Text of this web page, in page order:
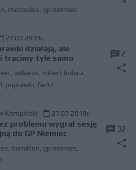
mercedes gp niemiec
27.07.2019r.
działają, ale
tracimy tyle samo
, williams robert kubica
poprawki fw42
2
Kempiński 27.07.2019r.
problemu wygrał sesję
do GP Niemiec
hamilton gp niemiec,
32